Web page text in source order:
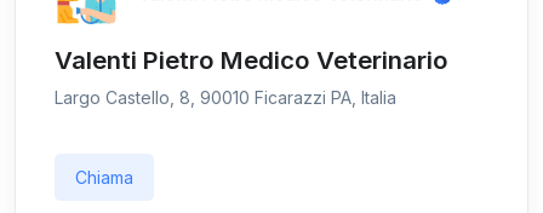
Valenti Pietro Medico Veterinario
Largo Castello, 8, 90010 Ficarazzi PA, Italia
Chiama